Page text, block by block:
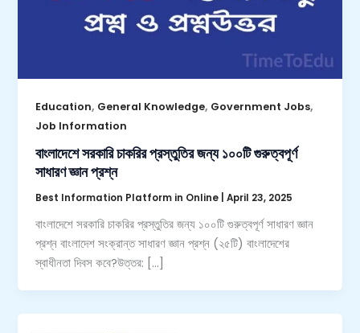
Education, General Knowledge, Government Jobs,
Job Information
বাংলাদেশে সরকারি চাকরির প্রস্তুতির জন্য ১০০টি গুরুত্বপূর্ণ
সাধারণ জ্ঞান প্রশ্ন
Best Information Platform in Online |April 23, 2025
বাংলাদেশে সরকারি চাকরির প্রস্তুতির জন্য ১০০টি গুরুত্বপূর্ণ সাধারণ জ্ঞান
প্রশ্ন বাংলাদেশ সংক্রান্ত সাধারণ জ্ঞান প্রশ্ন (২৫টি) বাংলাদেশের
স্বাধীনতা দিবস কবে?উত্তর: […]